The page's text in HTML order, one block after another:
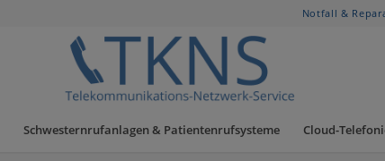
Notfall &
Schwesternrufanlagen & Patientenrufsysteme Cloud-